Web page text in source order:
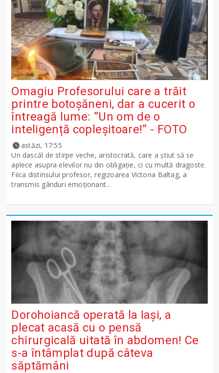
Omagiu Profesorului care a trăit
printre botoșăneni, dar a cucerit o
întreagă lume: ”Un om de o
inteligență copleșitoare!” - FOTO
astăzi, 17:55
Un dascăl de stirpe veche, aristocrată, care a știut să se
aplece asupra elevilor nu din obligație, ci cu multă dragoste.
Fiica distinsului profesor, regizoarea Victoria Baltag, a
transmis gânduri emoționant...
Dorohoiancă operată la Iași, a
plecat acasă cu o pensă
chirurgicală uitată în abdomen! Ce
s-a întâmplat după câteva
săptămâni